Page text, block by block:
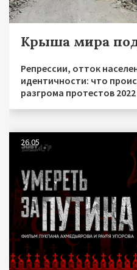
Крыша мира
Репрессии, отток
идентичности: что
разгрома протестов
26.05